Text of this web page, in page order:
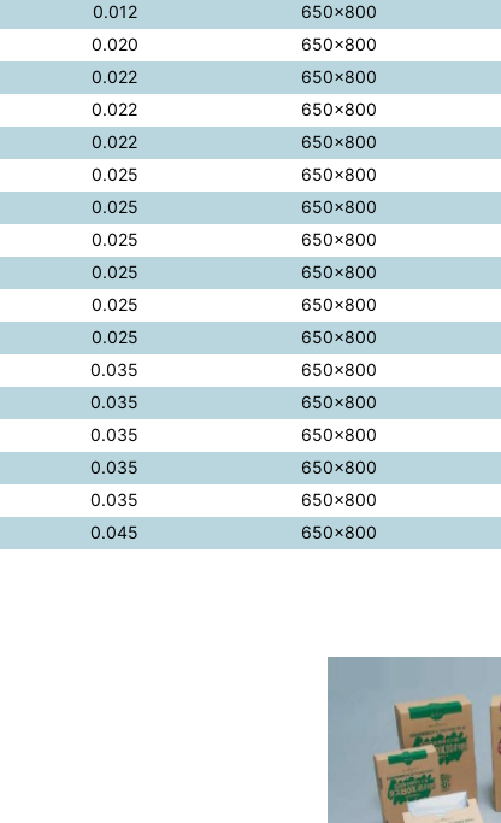
0.012 650×800
0.020 650×800
0.022 650×800
0.022 650×800
0.022 650×800
0.025 650×800
0.025 650×800
0.025 650×800
0.025 650×800
0.025 650×800
0.025 650×800
0.035 650×800
0.035 650×800
0.035 650×800
0.035 650×800
0.035 650×800
0.045 650×800